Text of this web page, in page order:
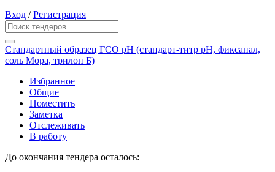
Вход /Регистрация
Стандартный образец ГСО рН (стандарт-титр рН, фиксанал,
соль Мора, трилон Б)
Избранное
Общие
Поместить
Заметка
Отслеживать
В работу
До окончания тендера осталось: